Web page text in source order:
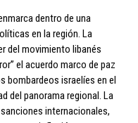
dentro de una
en la región. La
del movimiento libanés
el acuerdo marco de paz
bombardeos israelíes en el
del panorama regional. La
internacionales,